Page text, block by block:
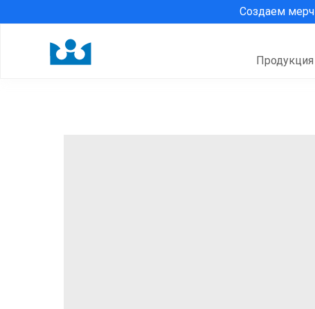
Продукция
Создаем мерч